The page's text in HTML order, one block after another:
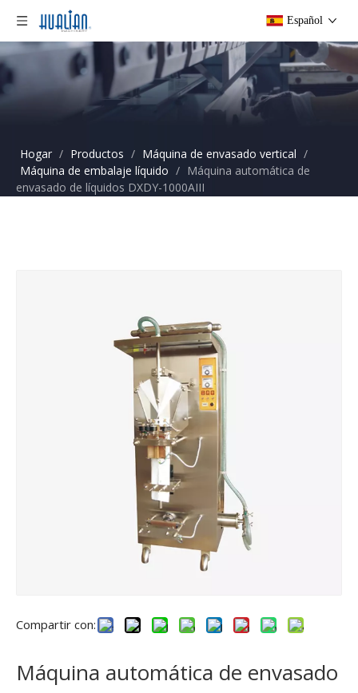
Español
Hogar / Productos / Máquina de envasado vertical /
Máquina de embalaje líquido / Máquina automática de
envasado de líquidos DXDY-1000AIII
Compartir con:
Máquina automática de envasado